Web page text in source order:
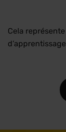
Cela